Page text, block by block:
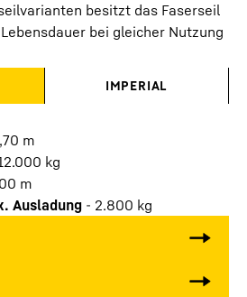
besitzt das Faserseil
bei gleicher Nutzung
IMPERIAL
m
kg
m
Ausladung - 2.800 kg